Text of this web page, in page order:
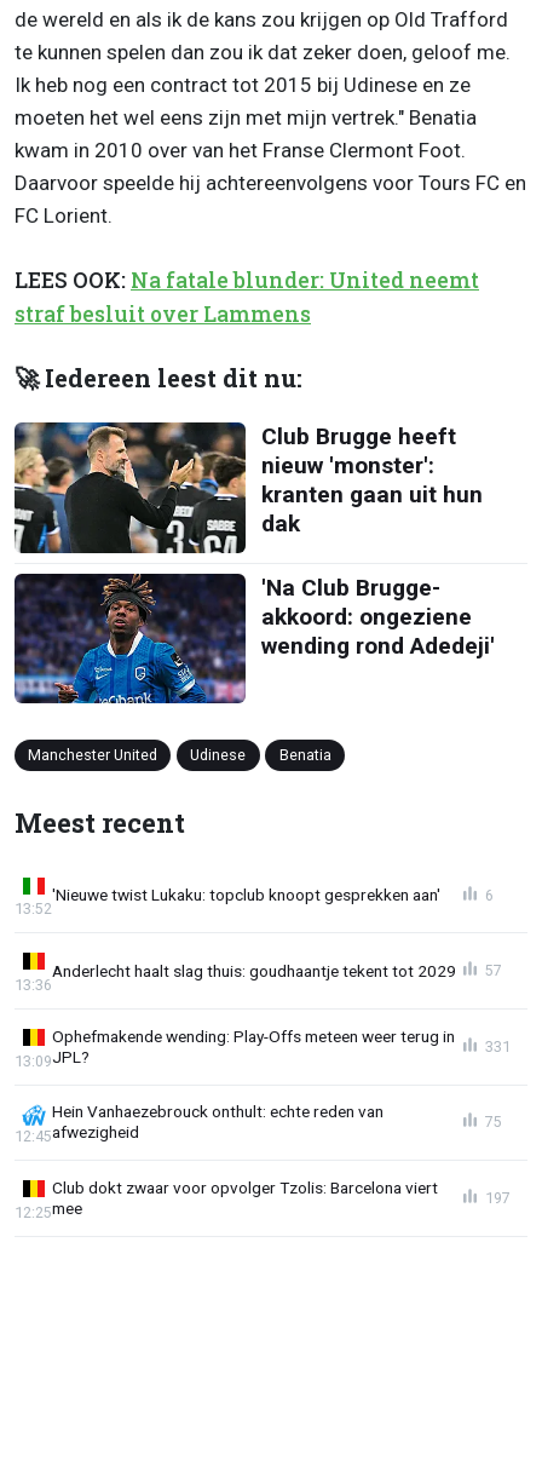
de wereld en als ik de kans zou krijgen op Old Trafford
te kunnen spelen dan zou ik dat zeker doen, geloof me.
Ik heb nog een contract tot 2015 bij Udinese en ze
moeten het wel eens zijn met mijn vertrek." Benatia
kwam in 2010 over van het Franse Clermont Foot.
Daarvoor speelde hij achtereenvolgens voor Tours FC en
FC Lorient.
LEES OOK: Na fatale blunder: United neemt
straf besluit over Lammens
🚀 Iedereen leest dit nu:
Club Brugge heeft
nieuw 'monster':
kranten gaan uit hun
dak
'Na Club Brugge-
akkoord: ongeziene
wending rond Adedeji'
Manchester United Udinese Benatia
Meest recent
'Nieuwe twist Lukaku: topclub knoopt gesprekken aan'
13:52
6
Anderlecht haalt slag thuis: goudhaantje tekent tot 2029
13:36
57
Ophefmakende wending: Play-Offs meteen weer terug in
JPL?
13:09
331
Hein Vanhaezebrouck onthult: echte reden van
afwezigheid
12:45
75
Club dokt zwaar voor opvolger Tzolis: Barcelona viert
mee
12:25
197